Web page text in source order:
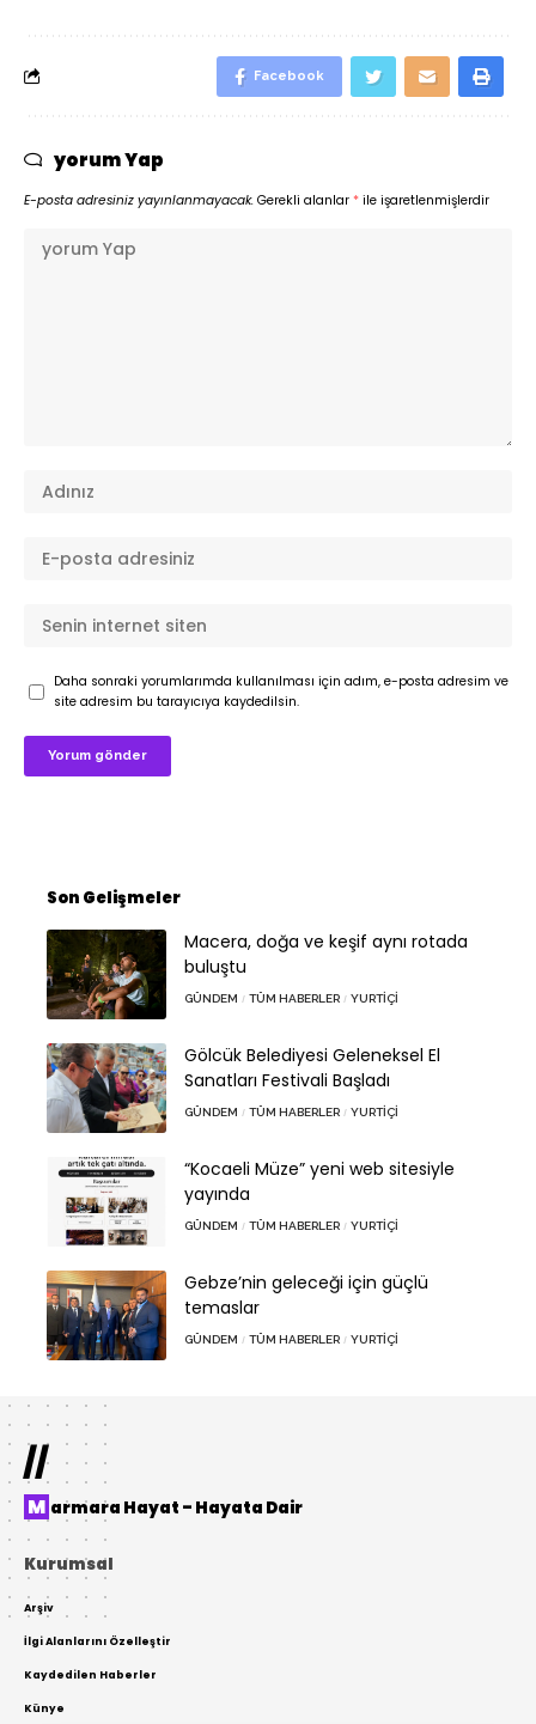
Facebook
yorum Yap
E-posta adresiniz yayınlanmayacak. Gerekli alanlar * ile işaretlenmişlerdir
Daha sonraki yorumlarımda kullanılması için adım, e-posta adresim ve
site adresim bu tarayıcıya kaydedilsin.
Son Gelişmeler
Macera, doğa ve keşif aynı rotada
buluştu
GÜNDEM TÜM HABERLER YURTIÇI
Gölcük Belediyesi Geleneksel El
Sanatları Festivali Başladı
GÜNDEM TÜM HABERLER YURTIÇI
“Kocaeli Müze” yeni web sitesiyle
yayında
GÜNDEM TÜM HABERLER YURTIÇI
Gebze’nin geleceği için güçlü
temaslar
GÜNDEM TÜM HABERLER YURTIÇI
//
Marmara Hayat – Hayata Dair
Kurumsal
Arşiv
İlgi Alanlarını Özelleştir
Kaydedilen Haberler
Künye